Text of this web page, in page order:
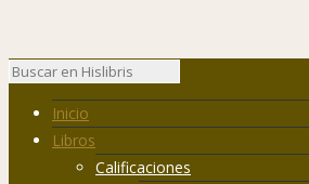
Inicio
Libros
Calificaciones